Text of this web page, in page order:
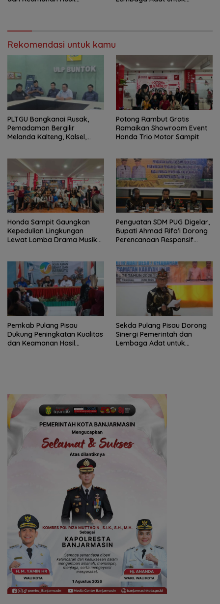
Rekomendasi untuk kamu
PLTGU Bangkanai Rusak,
Pemadaman Bergilir
Melanda Kalteng, Kalsel,
Potong Rambut Gratis
Ramaikan Showroom Event
Honda Trio Motor Sampit
Honda Sampit Gaungkan
Kepedulian Lingkungan
Lewat Lomba Drama Musikal
Penguatan SDM PUG Digelar,
Bupati Ahmad Rifa’i Dorong
Perencanaan Responsif
Pemkab Pulang Pisau
Dukung Peningkatan Kualitas
dan Keamanan Hasil
Sekda Pulang Pisau Dorong
Sinergi Pemerintah dan
Lembaga Adat untuk